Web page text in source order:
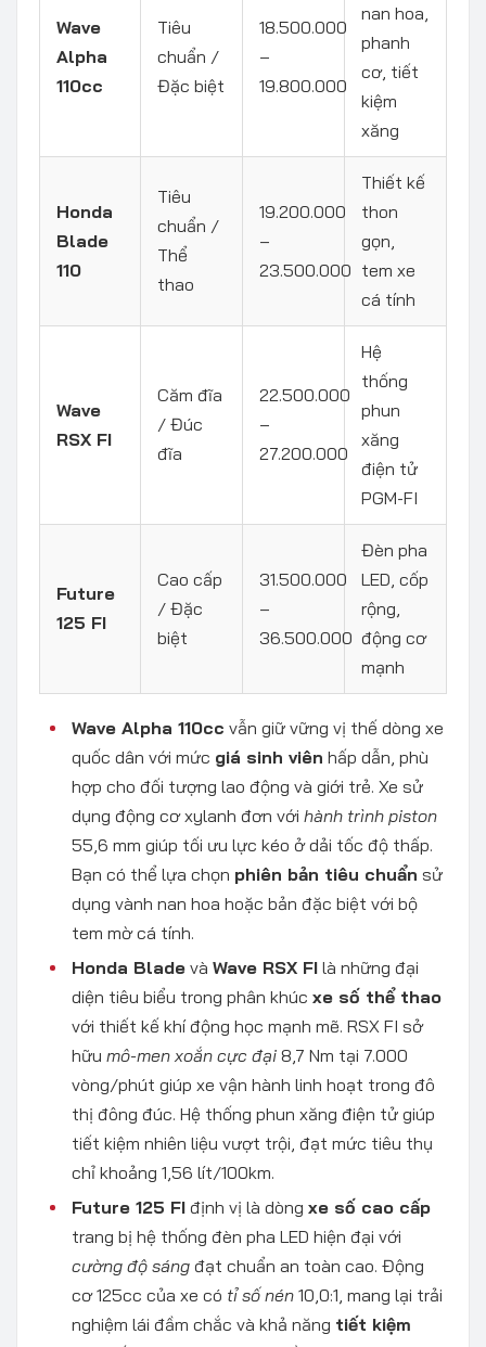
Wave
Alpha
110cc
Tiêu
chuẩn /
Đặc biệt
18.500.000
–
19.800.000
nan hoa,
phanh
cơ, tiết
kiệm
xăng
Honda
Blade
110
Tiêu
chuẩn /
Thể
thao
19.200.000
–
23.500.000
Thiết kế
thon
gọn,
tem xe
cá tính
Wave
RSX FI
Căm đĩa
/ Đúc
đĩa
22.500.000
–
27.200.000
Hệ
thống
phun
xăng
điện tử
PGM-FI
Future
125 FI
Cao cấp
/ Đặc
biệt
31.500.000
–
36.500.000
Đèn pha
LED, cốp
rộng,
động cơ
mạnh
Wave Alpha 110cc vẫn giữ vững vị thế dòng xe
quốc dân với mức giá sinh viên hấp dẫn, phù
hợp cho đối tượng lao động và giới trẻ. Xe sử
dụng động cơ xylanh đơn với hành trình piston
55,6 mm giúp tối ưu lực kéo ở dải tốc độ thấp.
Bạn có thể lựa chọn phiên bản tiêu chuẩn sử
dụng vành nan hoa hoặc bản đặc biệt với bộ
tem mờ cá tính.
Honda Blade và Wave RSX FI là những đại
diện tiêu biểu trong phân khúc xe số thể thao
với thiết kế khí động học mạnh mẽ. RSX FI sở
hữu mô-men xoắn cực đại 8,7 Nm tại 7.000
vòng/phút giúp xe vận hành linh hoạt trong đô
thị đông đúc. Hệ thống phun xăng điện tử giúp
tiết kiệm nhiên liệu vượt trội, đạt mức tiêu thụ
chỉ khoảng 1,56 lít/100km.
Future 125 FI định vị là dòng xe số cao cấp
trang bị hệ thống đèn pha LED hiện đại với
cường độ sáng đạt chuẩn an toàn cao. Động
cơ 125cc của xe có tỉ số nén 10,0:1, mang lại trải
nghiệm lái đầm chắc và khả năng tiết kiệm